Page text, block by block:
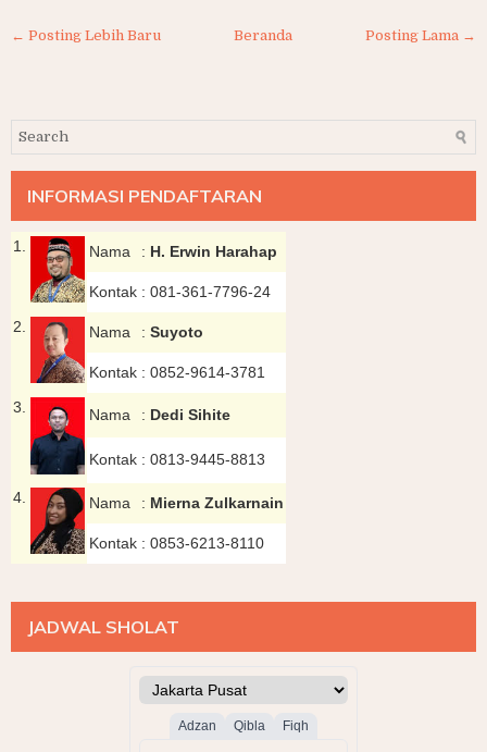
← Posting Lebih Baru Posting Lama →
Beranda
INFORMASI PENDAFTARAN
1. Nama : H. Erwin Harahap
Kontak : 081-361-7796-24
2.
Nama : Suyoto
Kontak : 0852-9614-3781
3.
Nama : Dedi Sihite
Kontak : 0813-9445-8813
4. Nama : Mierna Zulkarnain
Kontak : 0853-6213-8110
JADWAL SHOLAT